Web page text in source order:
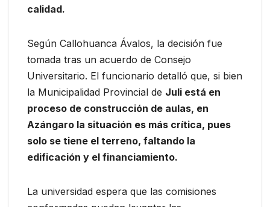
calidad.
Según Callohuanca Ávalos, la decisión fue
tomada tras un acuerdo de Consejo
Universitario. El funcionario detalló que, si bien
la Municipalidad Provincial de Juli está en
proceso de construcción de aulas, en
Azángaro la situación es más crítica, pues
solo se tiene el terreno, faltando la
edificación y el financiamiento.
La universidad espera que las comisiones